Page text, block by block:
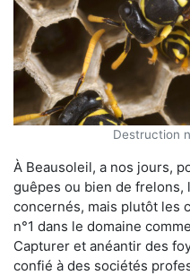
Destruction
À Beausoleil, a nos jours,
guêpes ou bien de frelons,
concernés, mais plutôt les
n°1 dans le domaine
Capturer et anéantir des
confié à des sociétés